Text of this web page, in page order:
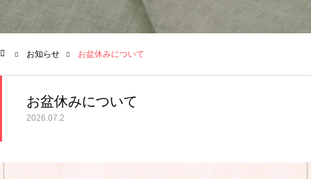
お知らせ お盆休みについて
お盆休みについて
2026.07.2